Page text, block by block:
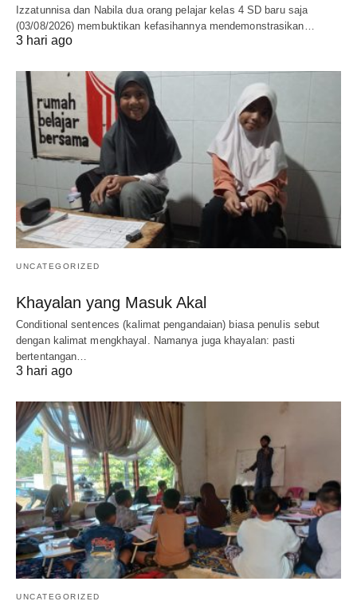
Izzatunnisa dan Nabila dua orang pelajar kelas 4 SD baru saja
(03/08/2026) membuktikan kefasihannya mendemonstrasikan…
3 hari ago
UNCATEGORIZED
Khayalan yang Masuk Akal
Conditional sentences (kalimat pengandaian) biasa penulis sebut
dengan kalimat mengkhayal. Namanya juga khayalan: pasti
bertentangan…
3 hari ago
UNCATEGORIZED